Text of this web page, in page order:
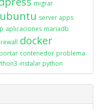
migrar
ubuntu server apps
aplicaciones mariadb
docker
contenedor problema
instalar python